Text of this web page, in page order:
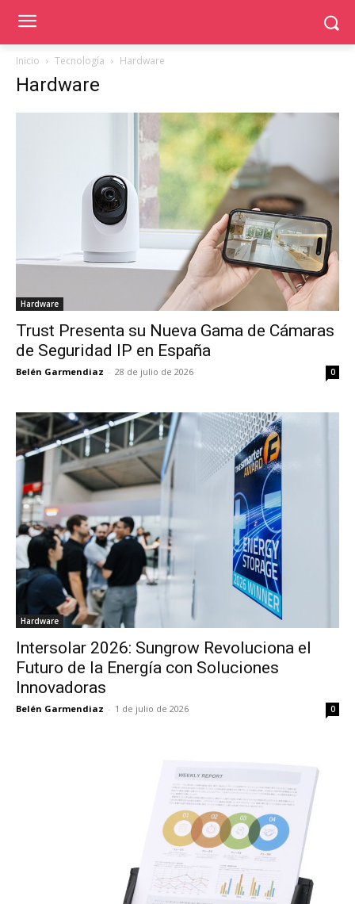
Inicio Tecnología Hardware
Hardware
Hardware
Trust Presenta su Nueva Gama de Cámaras
de Seguridad IP en España
Belén Garmendiaz - 28 de julio de 2026 0
Hardware
Intersolar 2026: Sungrow Revoluciona el
Futuro de la Energía con Soluciones
Innovadoras
Belén Garmendiaz - 1 de julio de 2026 0